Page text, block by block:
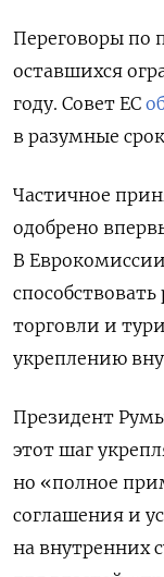
Переговоры по
оставшихся
году. Совет ЕС
в разумные
Частичное
одобрено
В
торговли и
укреплению
Президент
этот шаг
но «полное
соглашения и
на внутренних